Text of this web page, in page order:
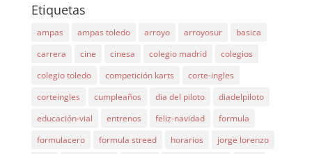
Etiquetas
ampas ampas toledo arroyo arroyosur
basica
carrera
cine cinesa colegio madrid
colegios
colegio toledo
competición karts
corte-ingles
corteingles
cumpleaños dia del piloto
diadelpiloto
educación-vial
entrenos feliz-navidad
formula
formulacero
formula streed horarios
jorge lorenzo